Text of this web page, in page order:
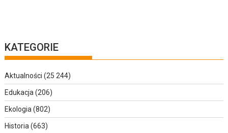
KATEGORIE
Aktualności (25 244)
Edukacja(206)
Ekologia(802)
Historia(663)